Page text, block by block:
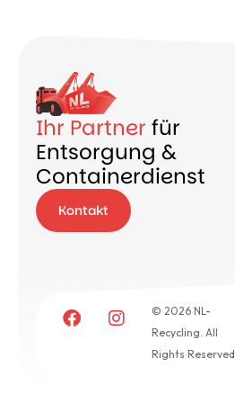
Ihr Partner für
Entsorgung &
Containerdienst
Kontakt
© 2026 NL-
Recycling. All
Rights Reserved